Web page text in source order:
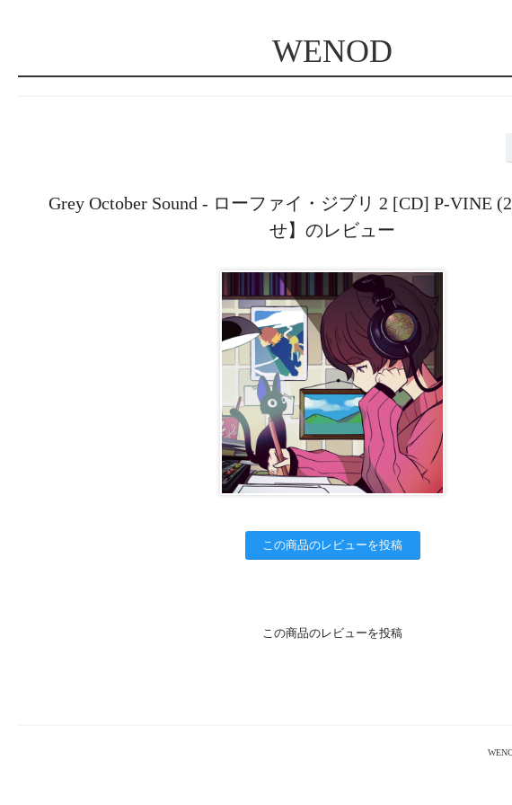
WENOD
Grey October Sound - ローファイ・ジブリ 2 [CD] P-VINE
せ】のレビュー
この商品のレビューを投稿
この商品のレビューを投稿